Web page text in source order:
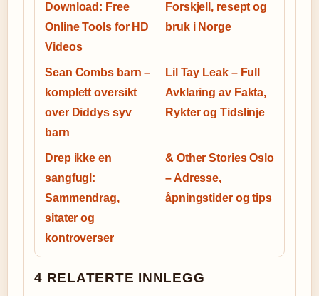
Download: Free
Online Tools for HD
Videos
Forskjell, resept og
bruk i Norge
Sean Combs barn –
komplett oversikt
over Diddys syv
barn
Lil Tay Leak – Full
Avklaring av Fakta,
Rykter og Tidslinje
Drep ikke en
sangfugl:
Sammendrag,
sitater og
kontroverser
& Other Stories Oslo
– Adresse,
åpningstider og tips
4 RELATERTE INNLEGG